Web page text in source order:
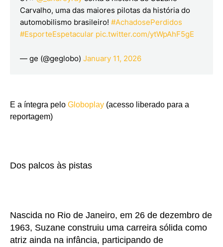
Carvalho, uma das maiores pilotas da história do
automobilismo brasileiro! #AchadosePerdidos
#EsporteEspetacular pic.twitter.com/ytWpAhF5gE
— ge (@geglobo) January 11, 2026
E a íntegra pelo Globoplay (acesso liberado para a
reportagem)
Dos palcos às pistas
Nascida no Rio de Janeiro, em 26 de dezembro de
1963, Suzane construiu uma carreira sólida como
atriz ainda na infância, participando de